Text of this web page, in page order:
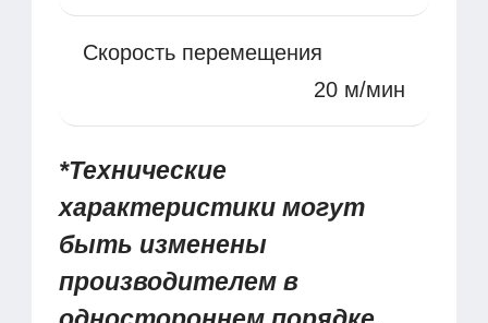
Скорость перемещения
20 м/мин
*Технические
характеристики могут
быть изменены
производителем в